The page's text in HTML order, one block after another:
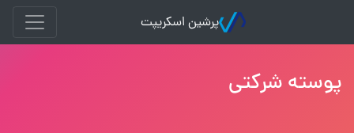
پرشین اسکریپت
پوسته شرکتی